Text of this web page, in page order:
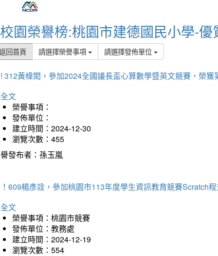
校園榮譽榜:桃園市建德國民小學-優
回首頁 請選擇榮譽事項 請選擇發佈單位
312黃椲閎，參加2024全國議長盃心算數學暨英文競賽，榮獲
文
榮譽事項：
發佈單位：
建立時間：2024-12-30
瀏覽次數：455
發布者：孫玉嵐
609楊彥詮，參加桃園市113年度學生資訊教育競賽Scratch
文
榮譽事項：桃園市競賽
發佈單位：教務處
建立時間：2024-12-19
瀏覽次數：554